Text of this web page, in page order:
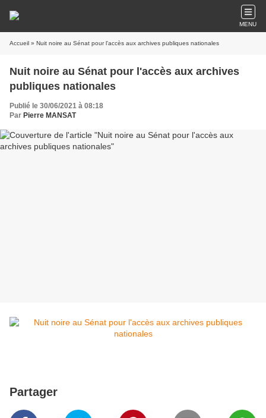
MENU
Accueil » Nuit noire au Sénat pour l'accès aux archives publiques nationales
Nuit noire au Sénat pour l'accès aux archives
publiques nationales
Publié le 30/06/2021 à 08:18
Par Pierre MANSAT
Partager